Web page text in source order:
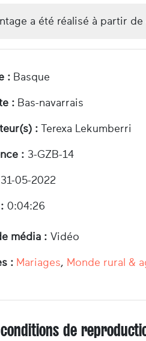
a été réalisé à partir
: Basque
: Bas-navarrais
: Terexa Lekumberri
: 3-GZB-14
31-05-2022
0:04:26
média : Vidéo
: Mariages, Monde rural &
de